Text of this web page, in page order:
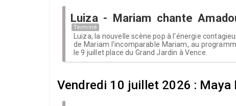
Luiza - Mariam chante
Terminé
Luiza, la nouvelle scène pop à l'énergie
de Mariam l'incomparable Mariam, au
le 9 juillet place du Grand Jardin à Vence.
Vendredi 10 juillet 2026 : Maya